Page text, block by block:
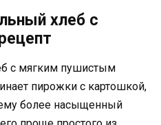
хлеб с
с мягким пушистым
пирожки с картошкой,
более насыщенный